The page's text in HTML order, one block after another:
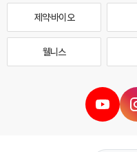
제약·바이오
웰니스